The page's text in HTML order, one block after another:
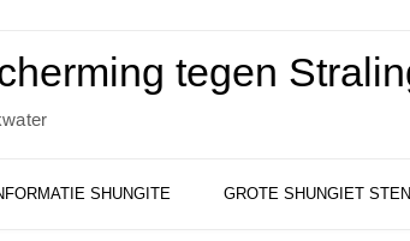
tegen
SHUNGITE GROTE SHUNGIET